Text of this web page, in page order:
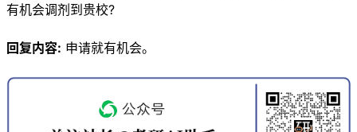
有机会调剂到贵校?
回复内容: 申请就有机会。